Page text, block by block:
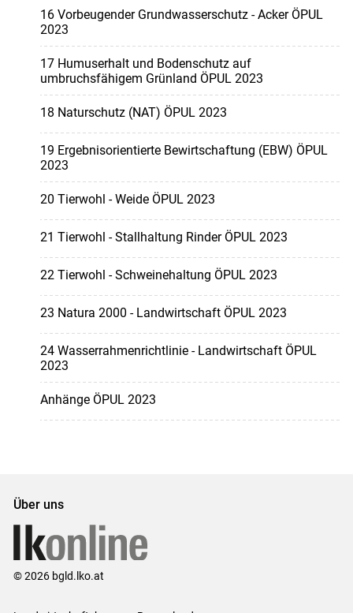
16 Vorbeugender Grundwasserschutz - Acker ÖPUL
2023
17 Humuserhalt und Bodenschutz auf
umbruchsfähigem Grünland ÖPUL 2023
18 Naturschutz (NAT) ÖPUL 2023
19 Ergebnisorientierte Bewirtschaftung (EBW) ÖPUL
2023
20 Tierwohl - Weide ÖPUL 2023
21 Tierwohl - Stallhaltung Rinder ÖPUL 2023
22 Tierwohl - Schweinehaltung ÖPUL 2023
23 Natura 2000 - Landwirtschaft ÖPUL 2023
24 Wasserrahmenrichtlinie - Landwirtschaft ÖPUL
2023
Anhänge ÖPUL 2023
Über uns
© 2026 bgld.lko.at